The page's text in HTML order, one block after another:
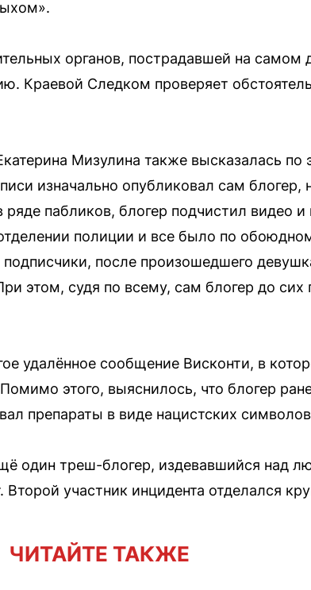
органов, пострадавшей на самом
Краевой Следком проверяет
Мизулина также высказалась по
изначально опубликовал сам блогер,
ряде пабликов, блогер подчистил видео
полиции и все было по
после произошедшего
этом, судя по всему, сам блогер до
удалённое сообщение Висконти, в
этого, выяснилось, что блогер
препараты в виде нацистских
один треш-блогер, издевавшийся над
Второй участник инцидента отделался
ЧИТАЙТЕ ТАКЖЕ